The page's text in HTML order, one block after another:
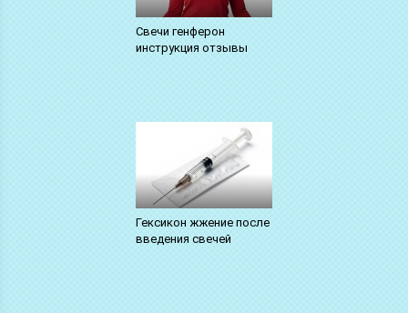
Свечи генферон
инструкция отзывы
Гексикон жжение после
введения свечей